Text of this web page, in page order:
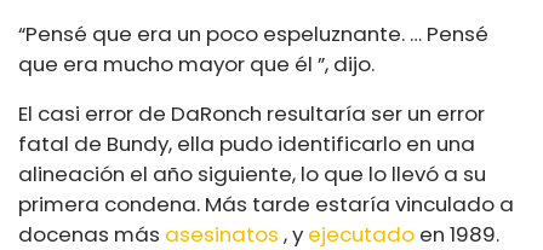
“Pensé que era un poco espeluznante. … Pensé
que era mucho mayor que él ”, dijo.
El casi error de DaRonch resultaría ser un error
fatal de Bundy, ella pudo identificarlo en una
alineación el año siguiente, lo que lo llevó a su
primera condena. Más tarde estaría vinculado a
docenas más asesinatos , y ejecutado en 1989.